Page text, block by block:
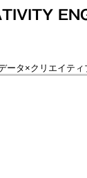
ータ×クリエイティ